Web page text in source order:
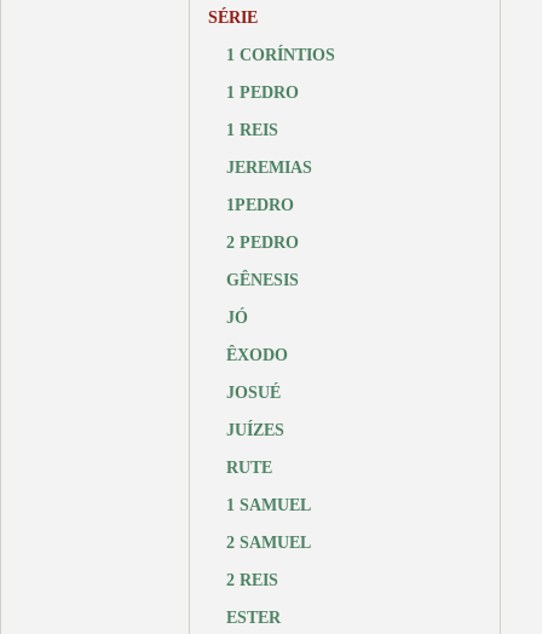
SÉRIE
1 CORÍNTIOS
1 PEDRO
1 REIS
JEREMIAS
1PEDRO
2 PEDRO
GÊNESIS
JÓ
ÊXODO
JOSUÉ
JUÍZES
RUTE
1 SAMUEL
2 SAMUEL
2 REIS
ESTER